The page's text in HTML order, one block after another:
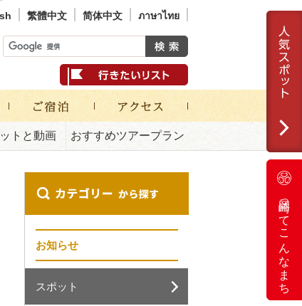
繁體中文 简体中文 ภาษาไทย
トと動画 おすすめツアープラン
岡崎ってこんなまち
お知らせ
スポット